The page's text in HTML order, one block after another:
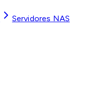
Servidores NAS